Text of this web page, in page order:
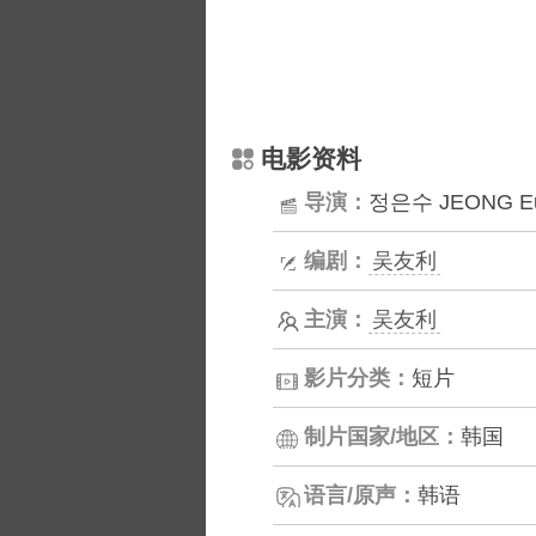
电影资料
导演： 정은수 JEONG
编剧： 吴友利
主演： 吴友利
影片分类： 短片
制片国家/地区： 韩国
语言/原声： 韩语